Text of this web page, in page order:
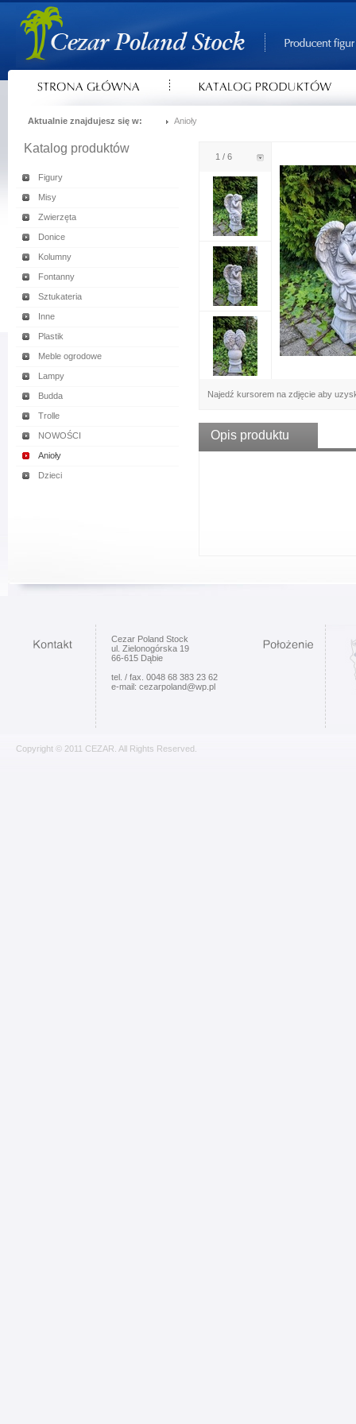
Aktualnie znajdujesz się w: Anioły
Katalog produktów
Figury
Misy
Zwierzęta
Donice
Kolumny
Fontanny
Sztukateria
Inne
Plastik
Meble ogrodowe
Lampy
Budda
Trolle
NOWOŚCI
Anioły
Dzieci
1 / 6
Najedź kursorem na zdjęcie aby
Opis produktu
Cezar Poland Stock
ul. Zielonogórska 19
66-615 Dąbie
tel. / fax. 0048 68 383 23 62
e-mail: cezarpoland@wp.pl
Copyright © 2011 CEZAR. All Rights Reserved.